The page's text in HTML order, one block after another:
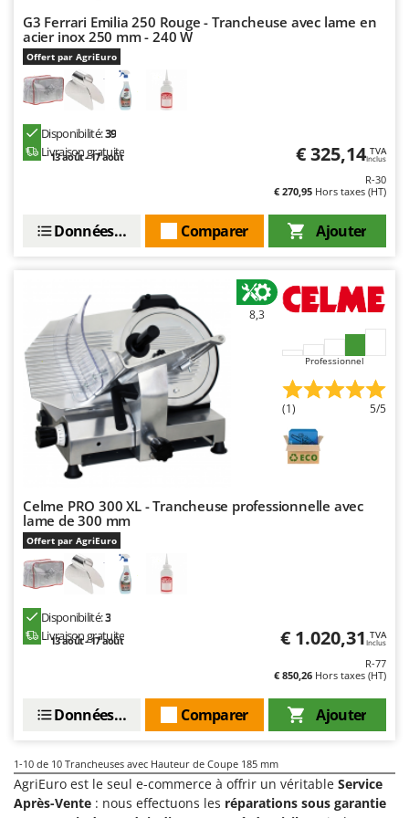
Ribimex
Ripartrak
Ritter
Robomow
Royal Food
S.T.P.
Santos
Sbaraglia
Schnitzer
Seven Italy
Shark
Silky
Simatech
Sirman
Skil
Smartwood
Smeg
Snapper
Spiralmac
Spyro
Stanley
G3 Ferrari Emilia 250 Rouge - Trancheuse avec lame en
acier inox 250 mm - 240 W
Offert par AgriEuro
Disponibilité:39
Livraison gratuite
13 août - 17 août € 325,14 TVA
Inclus
R-30
€ 270,95 Hors taxes (HT)
Ajouter
Comparer
Données techniques
8,3
Professionnel
(1) 5/5
Celme PRO 300 XL - Trancheuse professionnelle avec
lame de 300 mm
Offert par AgriEuro
Disponibilité:3
Livraison gratuite
13 août - 17 août € 1.020,31 TVA
Inclus
R-77
€ 850,26 Hors taxes (HT)
Ajouter
Comparer
Données techniques
1-10 de 10 Trancheuses avec Hauteur de Coupe 185 mm
AgriEuro est le seul e-commerce à offrir un véritable Service
Après-Vente : nous effectuons les réparations sous garantie